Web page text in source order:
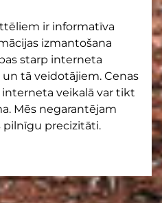
ir informatīva
izmantošana
starp interneta
tā veidotājiem. Cenas
veikalā var tikt
Mēs negarantējam
pilnīgu precizitāti.